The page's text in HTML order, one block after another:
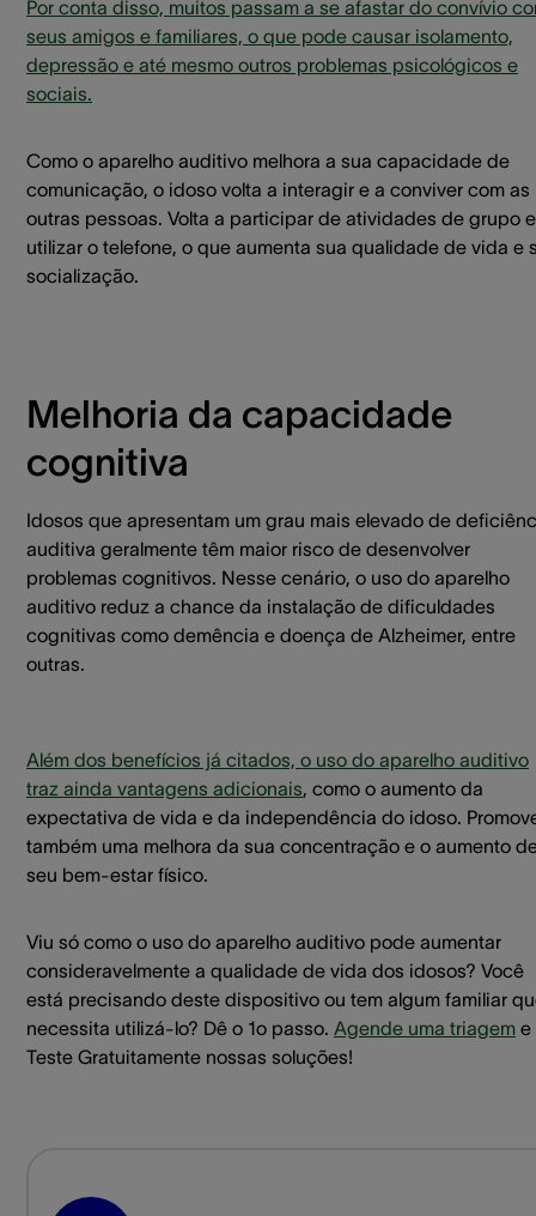
Por conta disso, muitos passam a se afastar do convívio
seus amigos e familiares, o que pode causar isolamento,
depressão e até mesmo outros problemas psicológicos e
sociais.
Como o aparelho auditivo melhora a sua capacidade de
comunicação, o idoso volta a interagir e a conviver com as
outras pessoas. Volta a participar de atividades de grupo
utilizar o telefone, o que aumenta sua qualidade de vida e
socialização.
Melhoria da capacidade
cognitiva
Idosos que apresentam um grau mais elevado de
auditiva geralmente têm maior risco de desenvolver
problemas cognitivos. Nesse cenário, o uso do aparelho
auditivo reduz a chance da instalação de dificuldades
cognitivas como demência e doença de Alzheimer, entre
outras.
Além dos benefícios já citados, o uso do aparelho auditivo
traz ainda vantagens adicionais, como o aumento da
expectativa de vida e da independência do idoso.
também uma melhora da sua concentração e o aumento
seu bem-estar físico.
Viu só como o uso do aparelho auditivo pode aumentar
consideravelmente a qualidade de vida dos idosos? Você
está precisando deste dispositivo ou tem algum familiar
necessita utilizá-lo? Dê o 1o passo. Agende uma triagem e
Teste Gratuitamente nossas soluções!